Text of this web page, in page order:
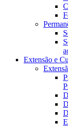
Extensão e